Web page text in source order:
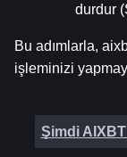
durdur
Bu adımlarla,
işleminizi
Şimdi